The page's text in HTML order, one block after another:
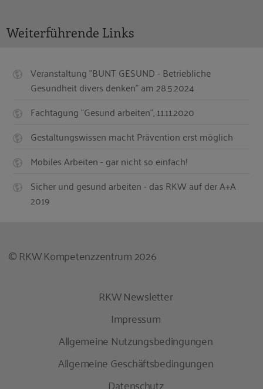
Weiterführende Links
Veranstaltung "BUNT GESUND - Betriebliche
Gesundheit divers denken" am 28.5.2024
Fachtagung "Gesund arbeiten", 11.11.2020
Gestaltungswissen macht Prävention erst möglich
Mobiles Arbeiten - gar nicht so einfach!
Sicher und gesund arbeiten - das RKW auf der A+A
2019
© RKW Kompetenzzentrum 2026
RKW Newsletter
Impressum
Allgemeine Nutzungsbedingungen
Allgemeine Geschäftsbedingungen
Datenschutz